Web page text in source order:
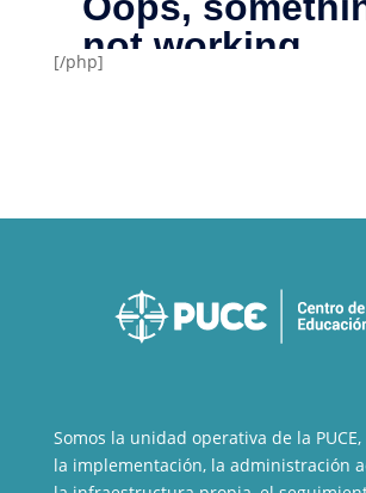
[/php]
Somos la unidad operativa de la
la implementación, la administración